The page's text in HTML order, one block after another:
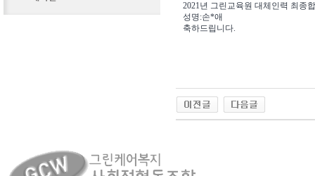
2021년 그린교육원 대체인력 최종
성명:손*애
축하드립니다.